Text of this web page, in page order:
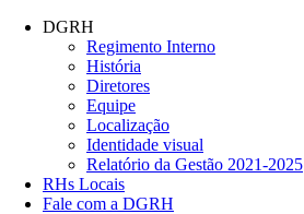
Conteúdo principal
DGRH
Regimento Interno
História
Diretores
Equipe
Localização
Identidade visual
Relatório da Gestão 2021-2025
RHs Locais
Fale com a DGRH